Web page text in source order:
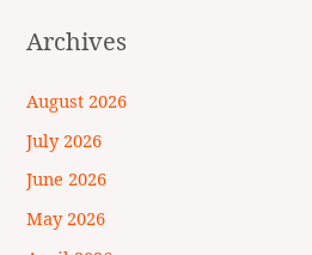
Archives
August 2026
July 2026
June 2026
May 2026